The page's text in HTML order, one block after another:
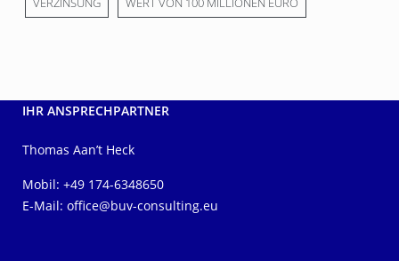
IHR ANSPRECHPARTNER
Thomas Aan’t Heck
Mobil: +49 174-6348650
E-Mail: office@buv-consulting.eu